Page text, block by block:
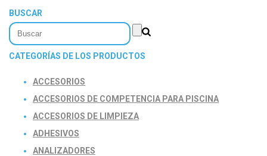
BUSCAR
CATEGORÍAS DE LOS PRODUCTOS
ACCESORIOS
ACCESORIOS DE COMPETENCIA PARA PISCINA
ACCESORIOS DE LIMPIEZA
ADHESIVOS
ANALIZADORES